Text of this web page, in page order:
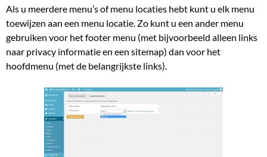
Als u meerdere menu’s of menu locaties hebt kunt u elk menu
toewijzen aan een menu locatie. Zo kunt u een ander menu
gebruiken voor het footer menu (met bijvoorbeeld alleen links
naar privacy informatie en een sitemap) dan voor het
hoofdmenu (met de belangrijkste links).